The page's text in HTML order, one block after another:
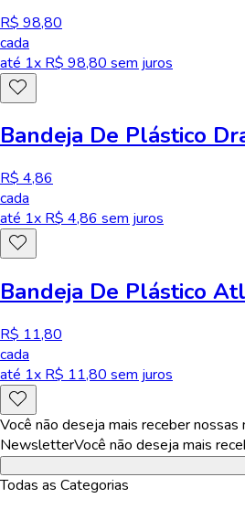
R$ 98,80
cada
até 1x R$ 98,80 sem juros
Bandeja De Plástico
R$ 4,86
cada
até 1x R$ 4,86 sem juros
Bandeja De Plástico
R$ 11,80
cada
até 1x R$ 11,80 sem juros
Você não deseja mais receber
NewsletterVocê não deseja mais
Todas as Categorias